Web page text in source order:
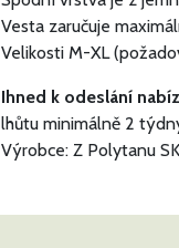
Vesta zaručuje
Velikosti M-XL
Ihned k odeslání
lhůtu minimálně 2
Výrobce: Z Polytanu SK